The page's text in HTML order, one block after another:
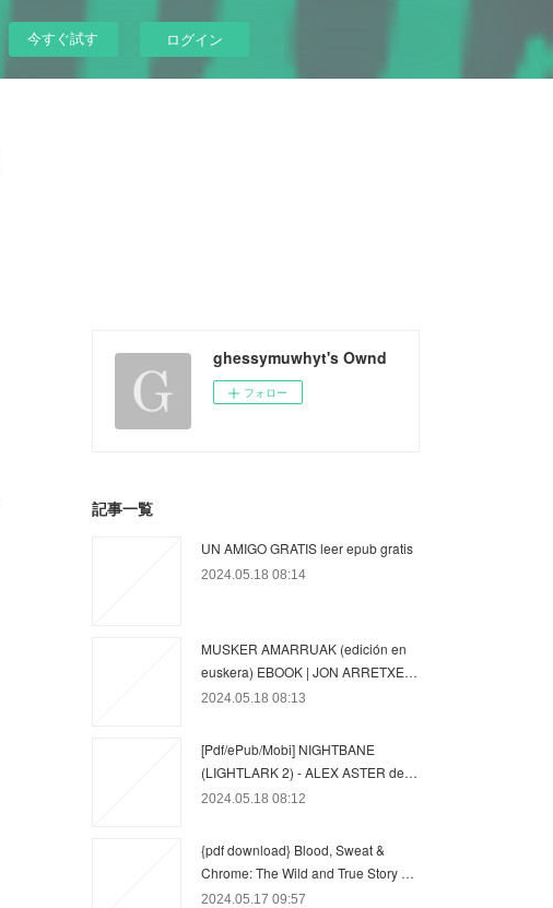
今すぐ試す ログイン
ghessymuwhyt's Ownd
フォロー
記事一覧
UN AMIGO GRATIS leer epub gratis
2024.05.18 08:14
MUSKER AMARRUAK (edición en
euskera) EBOOK | JON ARRETXE…
2024.05.18 08:13
[Pdf/ePub/Mobi] NIGHTBANE
(LIGHTLARK 2) - ALEX ASTER de…
2024.05.18 08:12
{pdf download} Blood, Sweat &
Chrome: The Wild and True Story …
2024.05.17 09:57